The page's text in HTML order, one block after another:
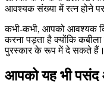
आवश्यक संख्या में रत्न होने
कभी-कभी, आपको आवश्यक
करना पड़ता है क्योंकि
पुरस्कार के रूप में दे सकते हैं।
आपको यह भी